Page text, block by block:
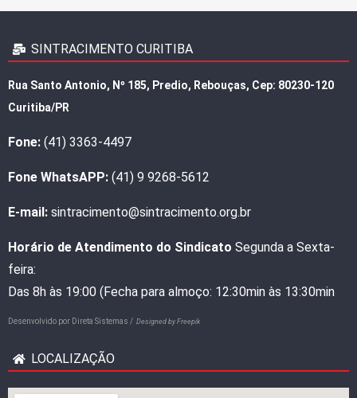
SINTRACIMENTO CURITIBA
Rua Santo Antonio, Nº 185, Predio, Rebouças, Cep: 80230-120
Curitiba/PR
Fone: (41) 3363-4497
Fone WhatsAPP: (41) 9 9268-5612
E-mail: sintracimento@sintracimento.org.br
Horário de Atendimento do Sindicato Segunda a Sexta-
feira:
Das 8h às 19:00 (Fecha para almoço: 12:30min às 13:30min
Desenvolvido por Direta Sistemas / Designed by Freepik
LOCALIZAÇÃO